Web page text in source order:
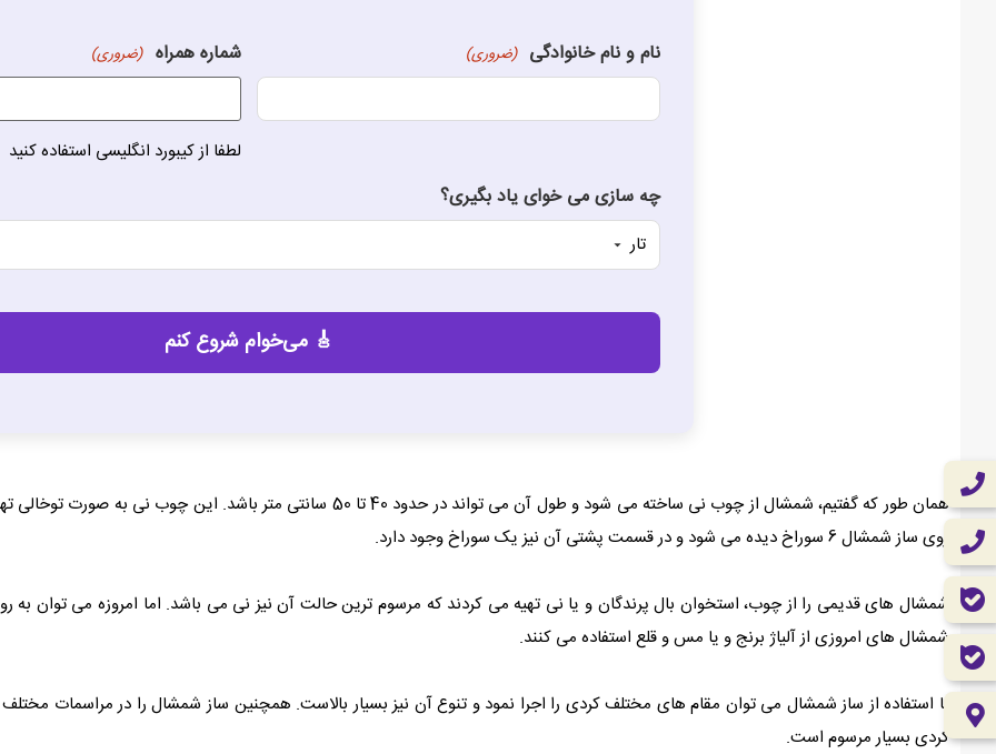
نام و نام خانوادگی (ضروری) شماره همراه (ضروری)
لطفا از کیبورد انگلیسی استفاده کنید
چه سازی می خوای یاد بگیری؟
روی ساز شمشال 6 سوراخ دیده می شود و در قسمت پشتی آن نیز یک سوراخ وجود دارد.
شمشال های قدیمی را از چوب، استخوان بال پرندگان و یا نی تهیه می کردند که مرسوم ترین حالت آن نیز نی می باشد. اما امروزه می توان
شمشال های امروزی از آلیاژ برنج و یا مس و قلع استفاده می کنند.
با استفاده از ساز شمشال می توان مقام های مختلف کردی را اجرا نمود و تنوع آن نیز بسیار بالاست. همچنین ساز شمشال را در مراسمات
کردی بسیار مرسوم است.